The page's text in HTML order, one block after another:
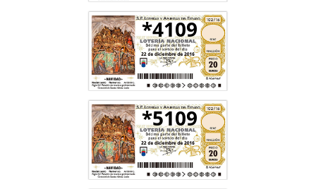
*4109
*5109